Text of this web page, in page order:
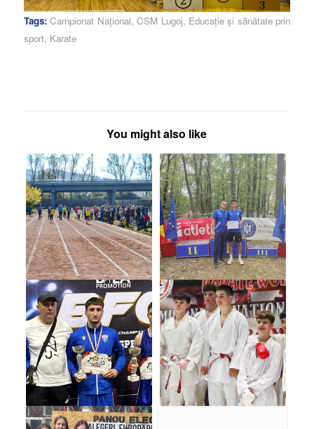
Tags: Campionat Național,CSM Lugoj, Educație și sănătate prin
sport, Karate
You might also like